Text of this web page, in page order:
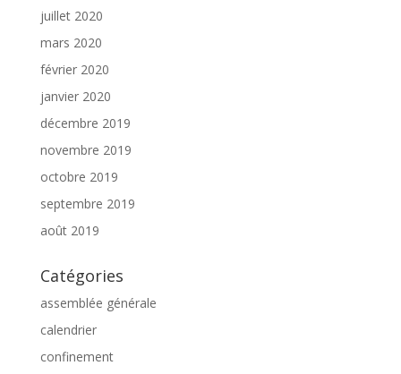
juillet 2020
mars 2020
février 2020
janvier 2020
décembre 2019
novembre 2019
octobre 2019
septembre 2019
août 2019
Catégories
assemblée générale
calendrier
confinement